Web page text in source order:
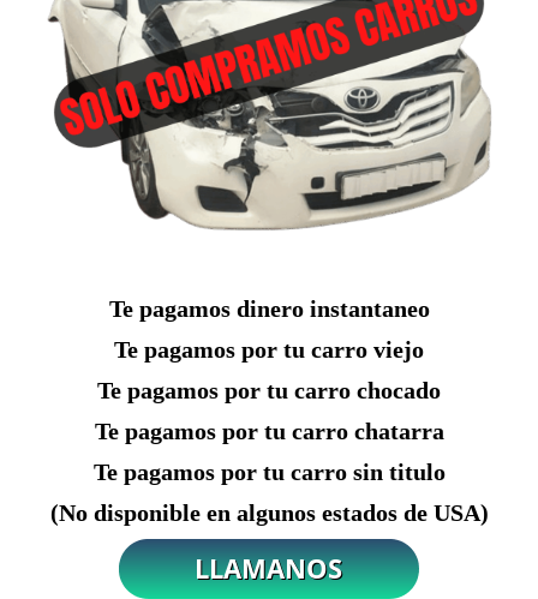
Te pagamos dinero instantaneo
Te pagamos por tu carro viejo
Te pagamos por tu carro chocado
Te pagamos por tu carro chatarra
Te pagamos por tu carro sin titulo
(No disponible en algunos estados de USA)